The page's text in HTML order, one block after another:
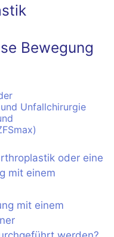
Bewegung
Unfallchirurgie
oder eine
mit einem
mit einem